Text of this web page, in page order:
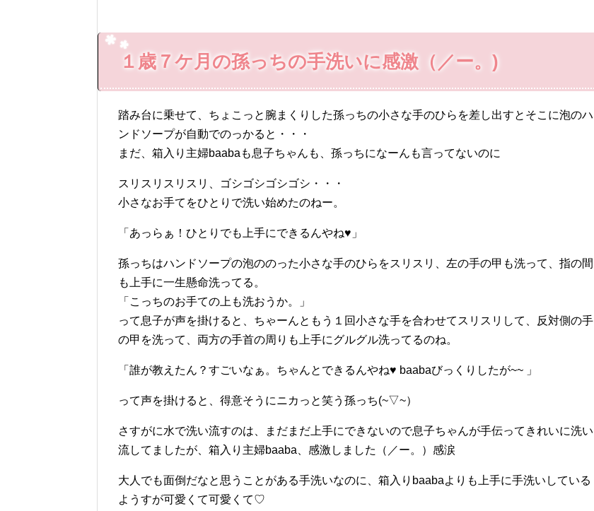
１歳７ケ月の孫っちの手洗いに感激（／ー。)
踏み台に乗せて、ちょこっと腕まくりした孫っちの小さな手のひらを差し出すとそこに泡のハ
ンドソープが自動でのっかると・・・
まだ、箱入り主婦baabaも息子ちゃんも、孫っちになーんも言ってないのに
スリスリスリスリ、ゴシゴシゴシゴシ・・・
小さなお手てをひとりで洗い始めたのねー。
「あっらぁ！ひとりでも上手にできるんやね♥」
孫っちはハンドソープの泡ののった小さな手のひらをスリスリ、左の手の甲も洗って、指の間
も上手に一生懸命洗ってる。
「こっちのお手ての上も洗おうか。」
って息子が声を掛けると、ちゃーんともう１回小さな手を合わせてスリスリして、反対側の手
の甲を洗って、両方の手首の周りも上手にグルグル洗ってるのね。
「誰が教えたん？すごいなぁ。ちゃんとできるんやね♥ baabaびっくりしたが~~ 」
って声を掛けると、得意そうにニカっと笑う孫っち(~▽~）
さすがに水で洗い流すのは、まだまだ上手にできないので息子ちゃんが手伝ってきれいに洗い
流してましたが、箱入り主婦baaba、感激しました（／ー。）感涙
大人でも面倒だなと思うことがある手洗いなのに、箱入りbaabaよりも上手に手洗いしている
ようすが可愛くて可愛くて♡